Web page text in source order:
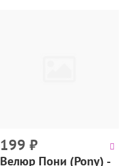
199 ₽
Велюр Пони (Pony) -